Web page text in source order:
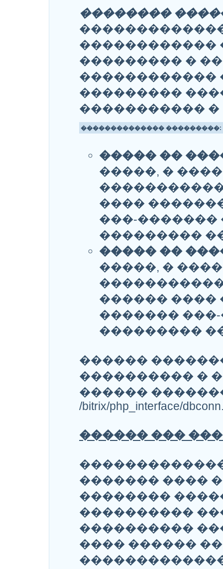
��������
������������
��������� �
������������
���������
����������� �
�������������� ���������:
����� ��
�����, �
����
���-�������
���������
����� ��
�����, �
������ ����
�������
���������
������
���������� �
������
/bitrix/php_interface/
������ ���
������� ����
��������
����������
����������
���� ������